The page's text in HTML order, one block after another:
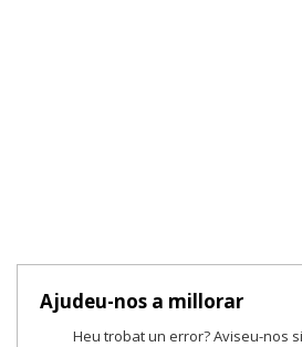
Ajudeu-nos a millorar
Heu trobat un error? Aviseu-nos